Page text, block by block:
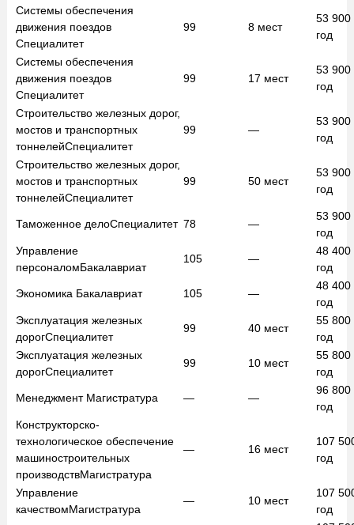
Системы обеспечения
движения поездов
Специалитет
99 8 мест
53 900
год
Системы обеспечения
движения поездов
Специалитет
99 17 мест
53 900
год
Строительство железных дорог,
мостов и транспортных
тоннелейСпециалитет
99 —
53 900
год
Строительство железных дорог,
мостов и транспортных
тоннелейСпециалитет
99 50 мест
53 900
год
Таможенное делоСпециалитет 78 —
53 900
год
Управление
персоналомБакалавриат
105 —
48 400
год
Экономика Бакалавриат 105 —
48 400
год
Эксплуатация железных
дорогСпециалитет
99 40 мест
55 800
год
Эксплуатация железных
дорогСпециалитет
99 10 мест
55 800
год
Менеджмент Магистратура — —
96 800
год
Конструкторско-
технологическое обеспечение
машиностроительных
производствМагистратура
— 16 мест
107
год
Управление
качествомМагистратура
— 10 мест
107
год